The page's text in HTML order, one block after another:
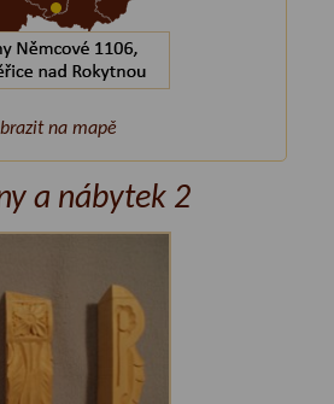
na mapě
a nábytek 2